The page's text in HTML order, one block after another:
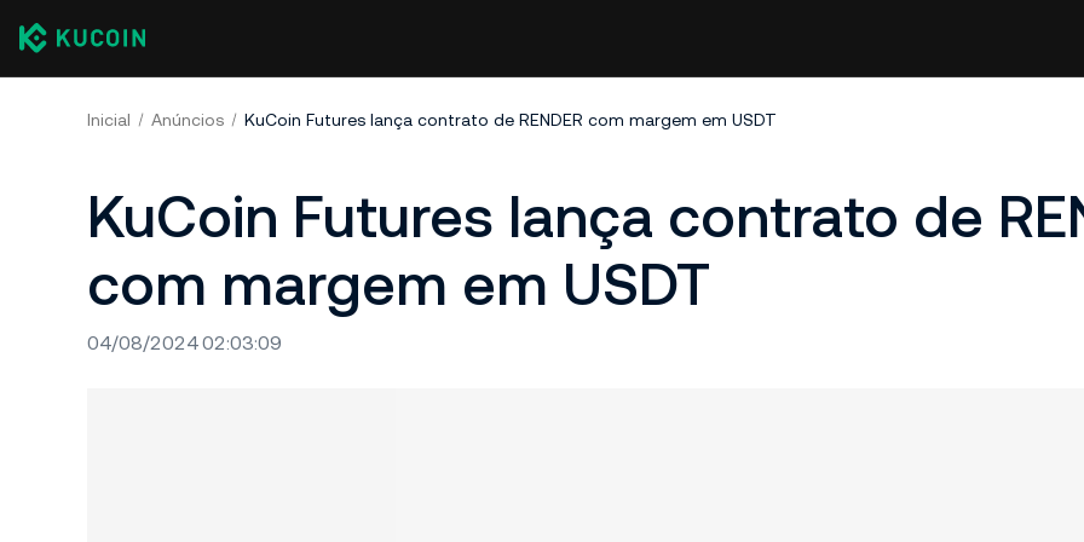
Inicial Anúncios KuCoin Futures lança contrato de RENDER com margem em USDT
KuCoin Futures lança contrato de
com margem em USDT
04/08/2024 02:03:09